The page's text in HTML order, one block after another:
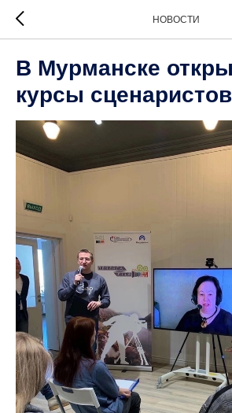
НОВОСТИ
В Мурманске
курсы сценаристов